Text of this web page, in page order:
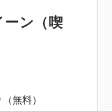
ーン（喫
無料）